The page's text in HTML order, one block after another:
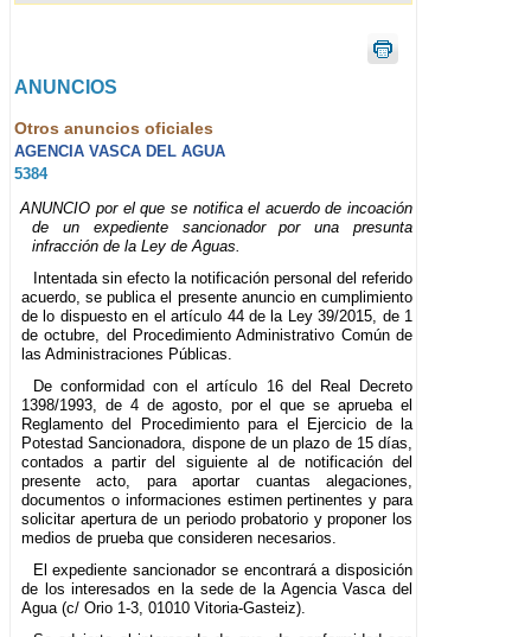
ANUNCIOS
Otros anuncios oficiales
AGENCIA VASCA DEL AGUA
5384
ANUNCIO por el que se notifica el acuerdo de incoación
de un expediente sancionador por una presunta
infracción de la Ley de Aguas.
Intentada sin efecto la notificación personal del referido
acuerdo, se publica el presente anuncio en cumplimiento
de lo dispuesto en el artículo 44 de la Ley 39/2015, de 1
de octubre, del Procedimiento Administrativo Común de
las Administraciones Públicas.
De conformidad con el artículo 16 del Real Decreto
1398/1993, de 4 de agosto, por el que se aprueba el
Reglamento del Procedimiento para el Ejercicio de la
Potestad Sancionadora, dispone de un plazo de 15 días,
contados a partir del siguiente al de notificación del
presente acto, para aportar cuantas alegaciones,
documentos o informaciones estimen pertinentes y para
solicitar apertura de un periodo probatorio y proponer los
medios de prueba que consideren necesarios.
El expediente sancionador se encontrará a disposición
de los interesados en la sede de la Agencia Vasca del
Agua (c/ Orio 1-3, 01010 Vitoria-Gasteiz).